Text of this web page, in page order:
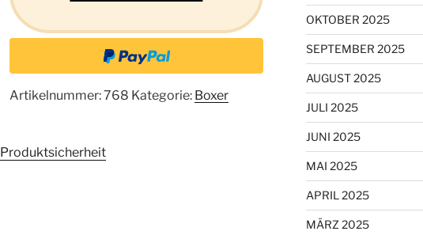
Artikelnummer:768 Kategorie: Boxer
Produktsicherheit
OKTOBER 2025
SEPTEMBER 2025
AUGUST 2025
JULI 2025
JUNI 2025
MAI 2025
APRIL 2025
MÄRZ 2025